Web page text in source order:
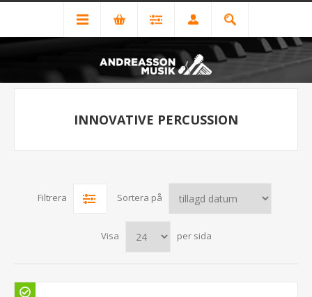
INNOVATIVE PERCUSSION
Filtrera Sortera på
Visa per sida